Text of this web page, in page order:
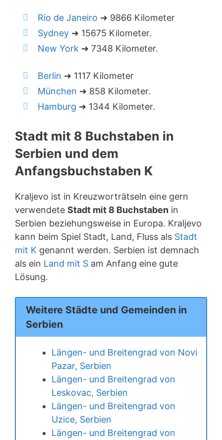
Rio de Janeiro ➜ 9866 Kilometer
Sydney ➜ 15675 Kilometer.
New York ➜ 7348 Kilometer.
Berlin ➜ 1117 Kilometer
München ➜ 858 Kilometer.
Hamburg ➜ 1344 Kilometer.
Stadt mit 8 Buchstaben in
Serbien und dem
Anfangsbuchstaben K
Kraljevo ist in Kreuzworträtseln eine gern
verwendete Stadt mit 8 Buchstaben in
Serbien beziehungsweise in Europa. Kraljevo
kann beim Spiel Stadt, Land, Fluss als Stadt
mit K genannt werden. Serbien ist demnach
als ein Land mit S am Anfang eine gute
Lösung.
Weitere Städte und Gemeinden in
Serbien
Längen- und Breitengrad von Novi
Pazar, Serbien
Längen- und Breitengrad von
Leskovac, Serbien
Längen- und Breitengrad von
Uzice, Serbien
Längen- und Breitengrad von